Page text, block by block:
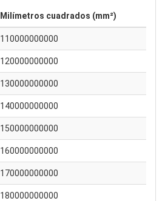
Milímetros cuadrados (mm²)
110000000000
120000000000
130000000000
140000000000
150000000000
160000000000
170000000000
180000000000